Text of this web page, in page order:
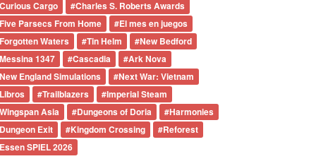
Cargo #Charles S. Roberts Awards
Parsecs From Home #El mes en juegos
Waters #Tin Helm #New Bedford
1347 #Cascadia #Ark Nova
England Simulations #Next War: Vietnam
#Trailblazers #Imperial Steam
Asia #Dungeons of Doria #Harmonies
Exit #Kingdom Crossing #Reforest
SPIEL 2026